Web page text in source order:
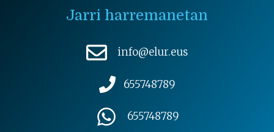
Jarri harremanetan
info@elur.eus
655748789
655748789